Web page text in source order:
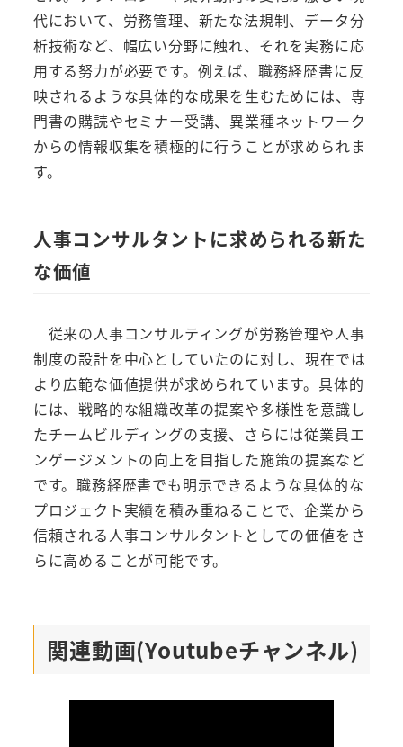
代において、労務管理、新たな法規制、データ分
析技術など、幅広い分野に触れ、それを実務に応
用する努力が必要です。例えば、職務経歴書に反
映されるような具体的な成果を生むためには、専
門書の購読やセミナー受講、異業種ネットワーク
からの情報収集を積極的に行うことが求められま
す。
人事コンサルタントに求められる新た
な価値
従来の人事コンサルティングが労務管理や人事
制度の設計を中心としていたのに対し、現在では
より広範な価値提供が求められています。具体的
には、戦略的な組織改革の提案や多様性を意識し
たチームビルディングの支援、さらには従業員エ
ンゲージメントの向上を目指した施策の提案など
です。職務経歴書でも明示できるような具体的な
プロジェクト実績を積み重ねることで、企業から
信頼される人事コンサルタントとしての価値をさ
らに高めることが可能です。
関連動画(Youtubeチャンネル)